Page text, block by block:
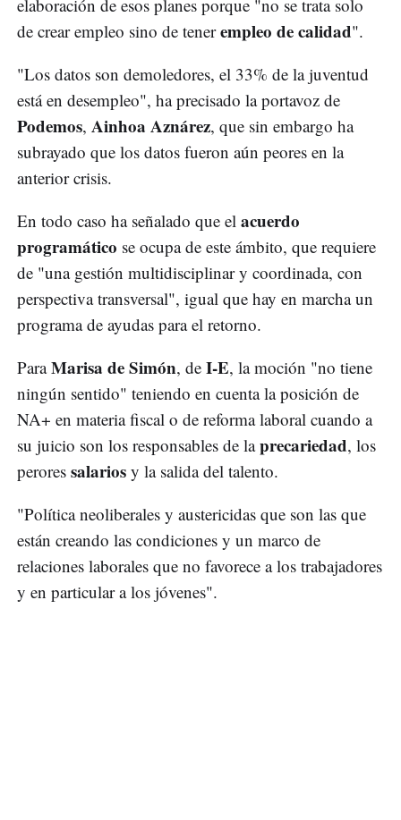
elaboración de esos planes porque "no se trata solo
de crear empleo sino de tenerempleo de calidad".
"Los datos son demoledores, el 33% de la juventud
está en desempleo", ha precisado la portavoz de
Podemos, Ainhoa Aznárez, que sin embargo ha
subrayado que los datos fueron aún peores en la
anterior crisis.
En todo caso ha señalado que el acuerdo
programático se ocupa de este ámbito, que requiere
de "una gestión multidisciplinar y coordinada, con
perspectiva transversal", igual que hay en marcha un
programa de ayudas para el retorno.
ParaMarisa de Simón, de I-E, la moción "no tiene
ningún sentido" teniendo en cuenta la posición de
NA+ en materia fiscal o de reforma laboral cuando a
su juicio son los responsables de laprecariedad, los
perores salarios y la salida del talento.
"Política neoliberales y austericidas que son las que
están creando las condiciones y un marco de
relaciones laborales que no favorece a los trabajadores
y en particular a los jóvenes".